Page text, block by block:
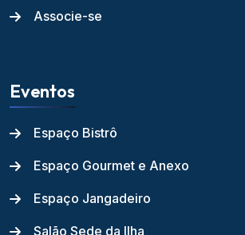
Associe-se
Eventos
Espaço Bistrô
Espaço Gourmet e Anexo
Espaço Jangadeiro
Salão Sede da Ilha